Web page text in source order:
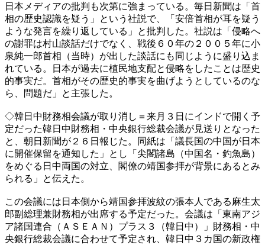
日本メディアの批判も次第に強まっている。毎日新聞は「首
相の歴史認識を疑う」という社説で、「安倍首相が耳を疑う
ような発言を繰り返している」と批判した。社説は「侵略へ
の謝罪は村山談話だけでなく、戦後６０年の２００５年に小
泉純一郎首相（当時）が出した談話にも同じように盛り込ま
れている。日本が過去に植民地支配と侵略をしたことは歴史
的事実だ。首相がその歴史的事実を曲げようとしているのな
ら、問題だ」と主張した。
◇韓日中財務相会議が取り消し＝来月３日にインドで開く予
定だった韓日中財務相・中央銀行総裁会議が見送りとなった
と、朝日新聞が２６日報じた。同紙は「議長国の中国が日本
に開催保留を通知した」とし「尖閣諸島（中国名・釣魚島）
をめぐる日中両国の対立、閣僚の靖国参拝が背景にあるとみ
られる」と伝えた。
この会議には日本側から靖国参拝波紋の張本人である麻生太
郎副総理兼財務相が出席する予定だった。会議は「東南アジ
ア諸国連合（ＡＳＥＡＮ）プラス３（韓日中）」財務相・中
央銀行総裁会議に合わせて予定され、韓日中３カ国の新政権